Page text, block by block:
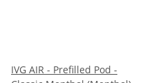
IVG AIR - Prefilled Pod -